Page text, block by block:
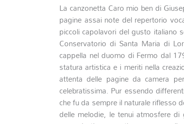
La canzonetta Caro mio bendi
pagine assai note del repertorio
piccoli capolavori del gusto italiano
Conservatorio di Santa Maria di
cappella nel duomo di Fermo dal
statura artistica e i meriti nella
attenta delle pagine da camera
celebratissima. Pur essendo
che fu da sempre il naturale riflesso
delle melodie, le tenui atmosfere di